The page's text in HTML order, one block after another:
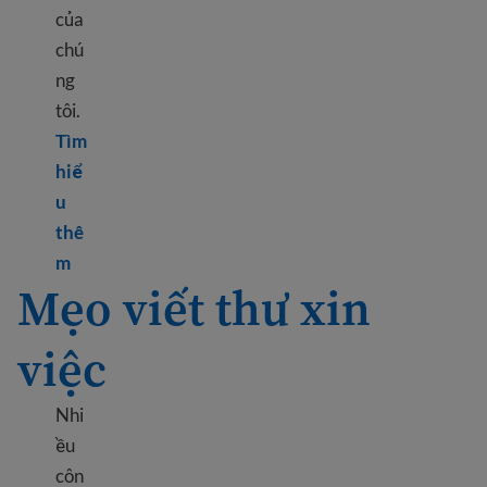
của
chú
ng
tôi.
Tìm
hiể
u
thê
mLearn more about Resume tips
Mẹo viết thư xin
việc
Nhi
ều
côn